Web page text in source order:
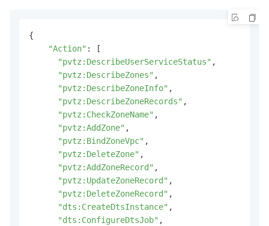
{
"Action" : [
"pvtz:DescribeUserServiceStatus" ,
"pvtz:DescribeZones" ,
"pvtz:DescribeZoneInfo" ,
"pvtz:DescribeZoneRecords" ,
"pvtz:CheckZoneName" ,
"pvtz:AddZone" ,
"pvtz:BindZoneVpc" ,
"pvtz:DeleteZone" ,
"pvtz:AddZoneRecord" ,
"pvtz:UpdateZoneRecord" ,
"pvtz:DeleteZoneRecord" ,
"dts:CreateDtsInstance" ,
"dts:ConfigureDtsJob" ,